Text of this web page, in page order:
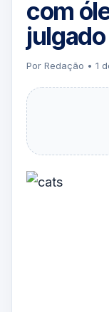
com
Por Redação • 1